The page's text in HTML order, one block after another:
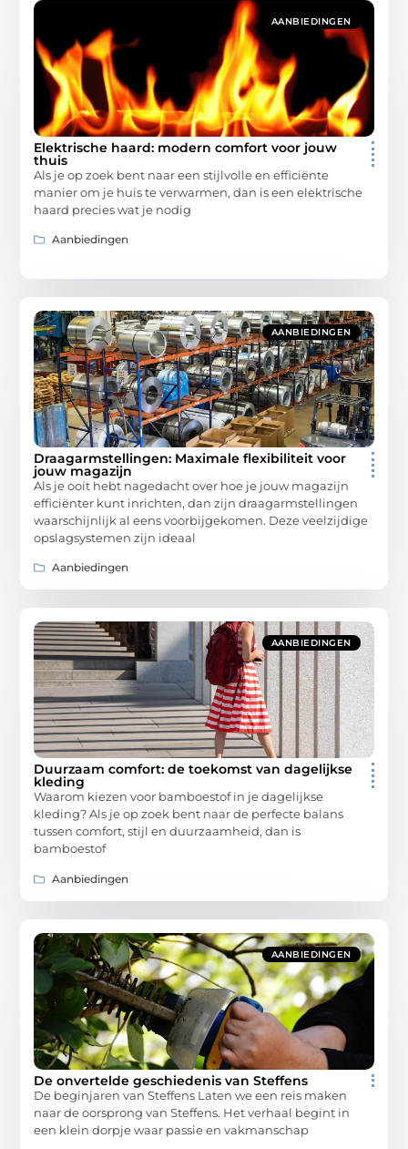
AANBIEDINGEN
Elektrische haard: modern comfort voor jouw
thuis
Als je op zoek bent naar een stijlvolle en efficiënte
manier om je huis te verwarmen, dan is een elektrische
haard precies wat je nodig
Aanbiedingen
AANBIEDINGEN
Draagarmstellingen: Maximale flexibiliteit voor
jouw magazijn
Als je ooit hebt nagedacht over hoe je jouw magazijn
efficiënter kunt inrichten, dan zijn draagarmstellingen
waarschijnlijk al eens voorbijgekomen. Deze veelzijdige
opslagsystemen zijn ideaal
Aanbiedingen
AANBIEDINGEN
Duurzaam comfort: de toekomst van dagelijkse
kleding
Waarom kiezen voor bamboestof in je dagelijkse
kleding? Als je op zoek bent naar de perfecte balans
tussen comfort, stijl en duurzaamheid, dan is
bamboestof
Aanbiedingen
AANBIEDINGEN
De onvertelde geschiedenis van Steffens
De beginjaren van Steffens Laten we een reis maken
naar de oorsprong van Steffens. Het verhaal begint in
een klein dorpje waar passie en vakmanschap